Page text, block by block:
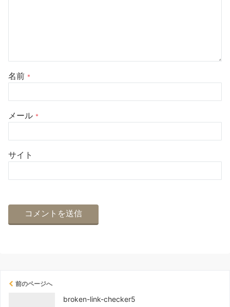
名前 *
メール *
サイト
前のページへ
broken-link-checker5